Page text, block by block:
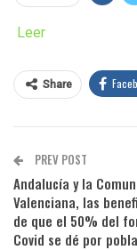
Leer
Share
PREV POST
Andalucía y la
Valenciana, las
de que el 50% del
Covid se dé por